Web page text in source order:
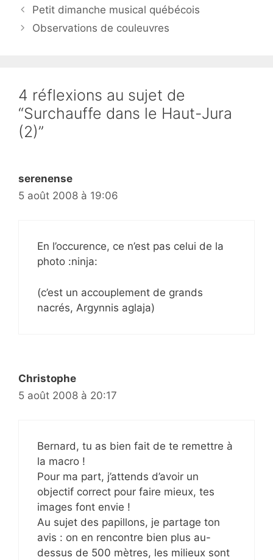
Petit dimanche musical québécois
Observations de couleuvres
4 réflexions au sujet de
“Surchauffe dans le Haut-Jura
(2)”
serenense
5 août 2008 à 19:06
En l’occurence, ce n’est pas celui de la
photo :ninja:
(c’est un accouplement de grands
nacrés, Argynnis aglaja)
Christophe
5 août 2008 à 20:17
Bernard, tu as bien fait de te remettre à
la macro !
Pour ma part, j’attends d’avoir un
objectif correct pour faire mieux, tes
images font envie !
Au sujet des papillons, je partage ton
avis : on en rencontre bien plus au-
dessus de 500 mètres, les milieux sont